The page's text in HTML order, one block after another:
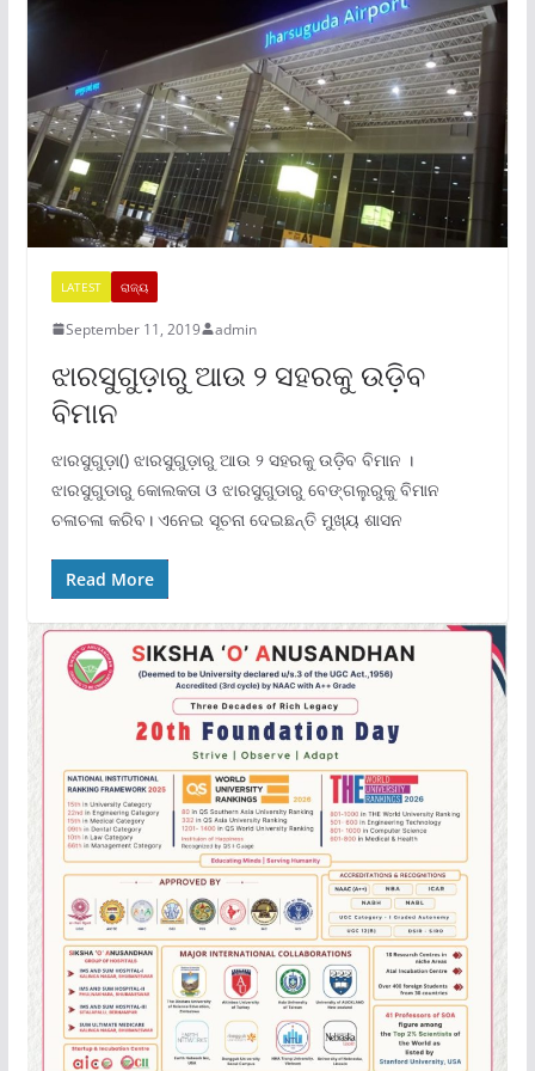
LATEST ରାଜ୍ୟ
September 11, 2019 admin
ଝାରସୁଗୁଡ଼ାରୁ ଆଉ ୨ ସହରକୁ ଉଡ଼ିବ
ବିମାନ
ଝାରସୁଗୁଡ଼ା() ଝାରସୁଗୁଡ଼ାରୁ ଆଉ ୨ ସହରକୁ ଉଡ଼ିବ ବିମାନ ।
ଝାରସୁଗୁଡାରୁ କୋଲକତା ଓ ଝାରସୁଗୁଡାରୁ ବେଙ୍ଗଲୁରୁକୁ ବିମାନ
ଚଳାଚଳା କରିବ। ଏନେଇ ସୂଚନା ଦେଇଛନ୍ତି ମୁଖ୍ୟ ଶାସନ
Read More